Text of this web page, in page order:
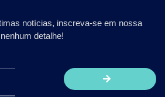
notícias, inscreva-se em nossa
detalhe!